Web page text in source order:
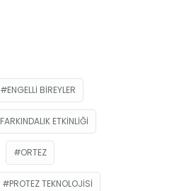
ENGELLI BIREYLER
FARKINDALIK ETKINLIĞI
ORTEZ
PROTEZ TEKNOLOJISI